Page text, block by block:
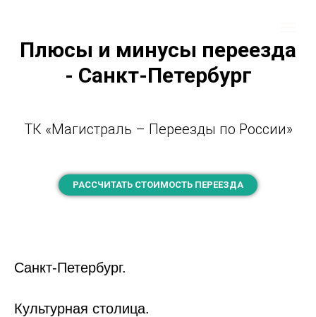
Плюсы и минусы переезда
- Санкт-Петербург
ТК «Магистраль – Переезды по России»
РАССЧИТАТЬ СТОИМОСТЬ ПЕРЕЕЗДА
Санкт-Петербург.
Культурная столица.